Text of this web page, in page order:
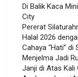
Di Balik Kaca
City
Pererat
Halal 2026
Cahaya “Hati”
Menjelma Jadi
Janji di Atas Kali